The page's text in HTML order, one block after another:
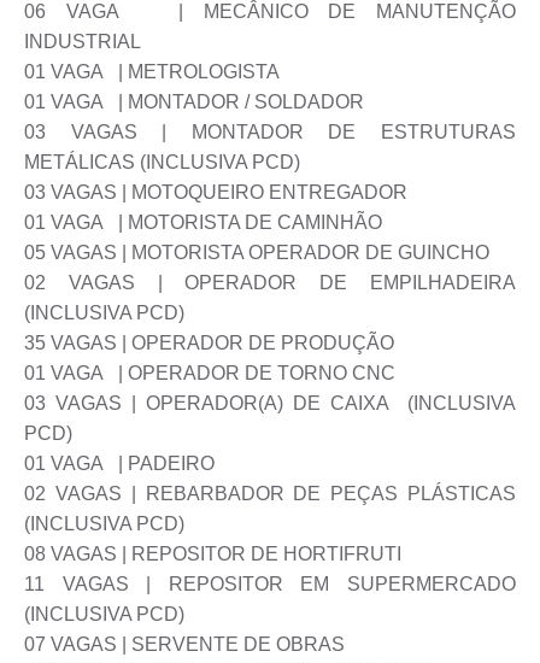
06 VAGA | MECÂNICO DE MANUTENÇÃO
INDUSTRIAL
01 VAGA | METROLOGISTA
01 VAGA | MONTADOR / SOLDADOR
03 VAGAS | MONTADOR DE ESTRUTURAS
METÁLICAS (INCLUSIVA PCD)
03 VAGAS | MOTOQUEIRO ENTREGADOR
01 VAGA | MOTORISTA DE CAMINHÃO
05 VAGAS | MOTORISTA OPERADOR DE GUINCHO
02 VAGAS | OPERADOR DE EMPILHADEIRA
(INCLUSIVA PCD)
35 VAGAS | OPERADOR DE PRODUÇÃO
01 VAGA | OPERADOR DE TORNO CNC
03 VAGAS | OPERADOR(A) DE CAIXA (INCLUSIVA
PCD)
01 VAGA | PADEIRO
02 VAGAS | REBARBADOR DE PEÇAS PLÁSTICAS
(INCLUSIVA PCD)
08 VAGAS | REPOSITOR DE HORTIFRUTI
11 VAGAS | REPOSITOR EM SUPERMERCADO
(INCLUSIVA PCD)
07 VAGAS | SERVENTE DE OBRAS